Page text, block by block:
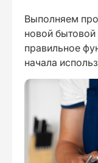
Выполняем
новой бытовой
правильное
начала